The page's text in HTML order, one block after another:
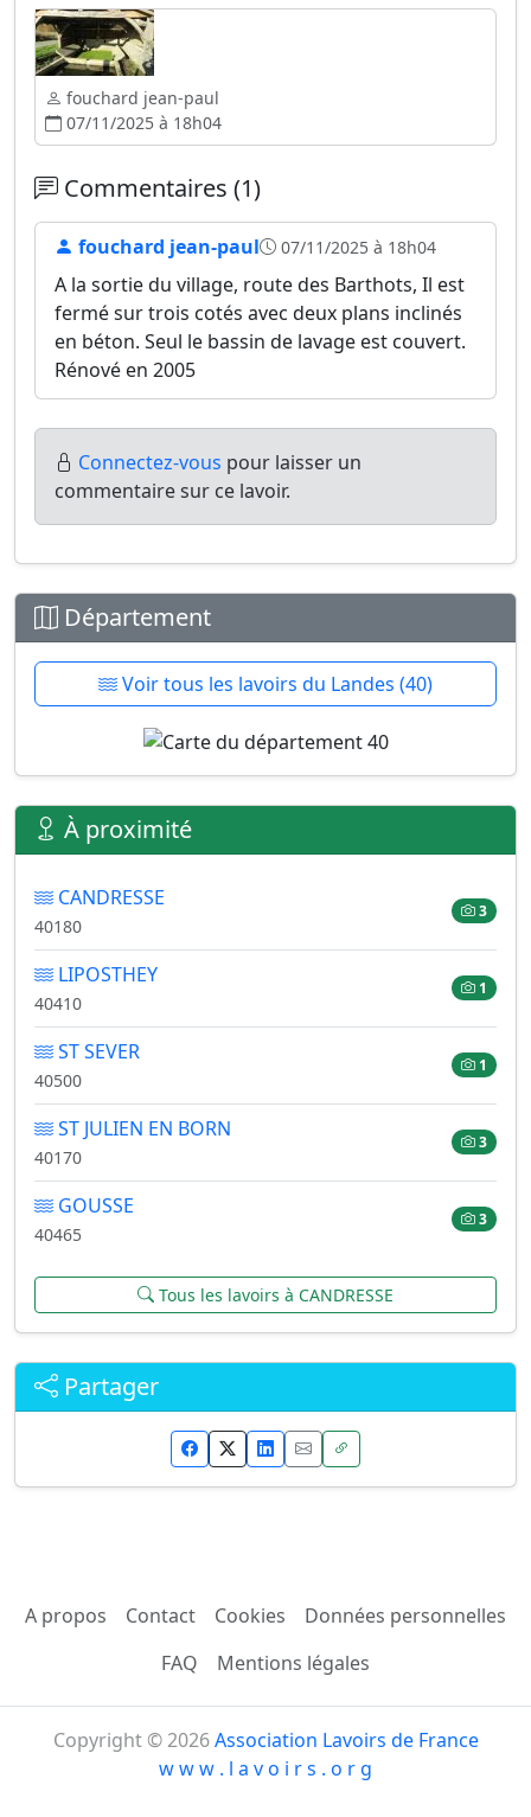
fouchard jean-paul
07/11/2025 à 18h04
Commentaires (1)
fouchard jean-paul 07/11/2025 à 18h04
A la sortie du village, route des Barthots, Il est
fermé sur trois cotés avec deux plans inclinés
en béton. Seul le bassin de lavage est couvert.
Rénové en 2005
Connectez-vous pour laisser un
commentaire sur ce lavoir.
Département
Voir tous les lavoirs du Landes (40)
À proximité
CANDRESSE
40180
3
LIPOSTHEY
40410
1
ST SEVER
40500
1
ST JULIEN EN BORN
40170
3
GOUSSE
40465
3
Tous les lavoirs à CANDRESSE
Partager
A propos Contact Cookies
Données personnelles
FAQ
Mentions légales
Copyright © 2026Association Lavoirs de France
w w w . l a v o i r s . o r g